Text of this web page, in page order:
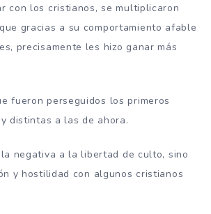
con los cristianos, se multiplicaron
gracias a su comportamiento afable
precisamente les hizo ganar más
fueron perseguidos los primeros
distintas a las de ahora.
negativa a la libertad de culto, sino
y hostilidad con algunos cristianos